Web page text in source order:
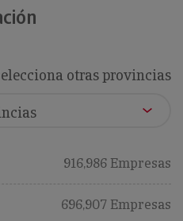
otras provincias
916,986 Empresas
696,907 Empresas